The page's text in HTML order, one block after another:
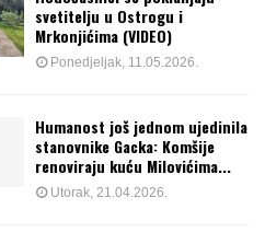
svetitelju u Ostrogu i
Mrkonjićima (VIDEO)
Ponedjeljak, 11.05.2026.
Humanost još jednom ujedinila
stanovnike Gacka: Komšije
renoviraju kuću Milovićima...
Utorak, 21.04.2026.